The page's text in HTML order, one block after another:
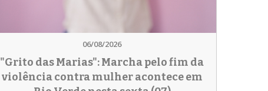
06/08/2026
"Grito das Marias": Marcha pelo fim da
violência contra mulher acontece em